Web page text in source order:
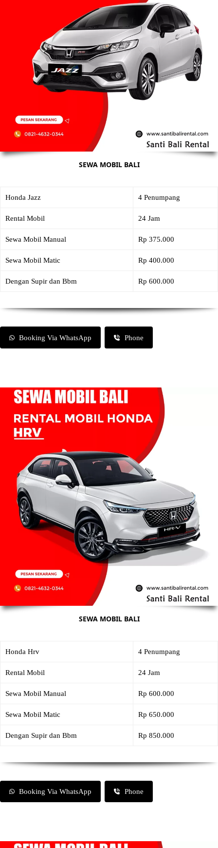
SEWA MOBIL BALI
Honda Jazz 4 Penumpang
Rental Mobil 24 Jam
Sewa Mobil Manual Rp 375.000
Sewa Mobil Matic Rp 400.000
Dengan Supir dan Bbm Rp 600.000
Booking Via WhatsApp Phone
SEWA MOBIL BALI
Honda Hrv 4 Penumpang
Rental Mobil 24 Jam
Sewa Mobil Manual Rp 600.000
Sewa Mobil Matic Rp 650.000
Dengan Supir dan Bbm Rp 850.000
Booking Via WhatsApp Phone